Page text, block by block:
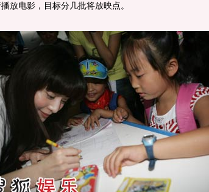
放电影，目标分几批将放映点。